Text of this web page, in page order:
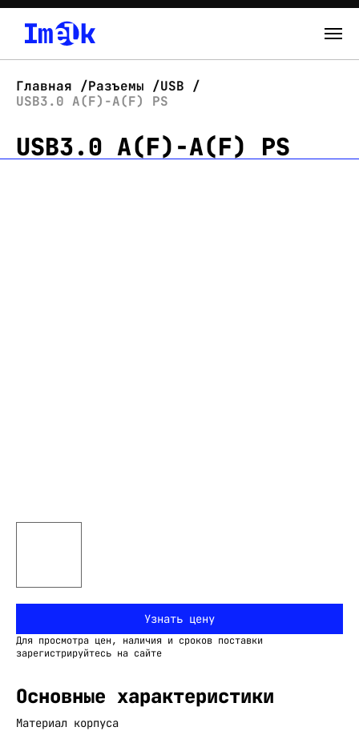
О нас
Новости
Главная Разъемы
USB
USB3.0 A(F)-A(F) PS
USB3.0 A(F)-A(F) PS
Узнать цену
Для просмотра цен, наличия и сроков поставки
зарегистрируйтесь на сайте
Основные характеристики
Материал корпуса